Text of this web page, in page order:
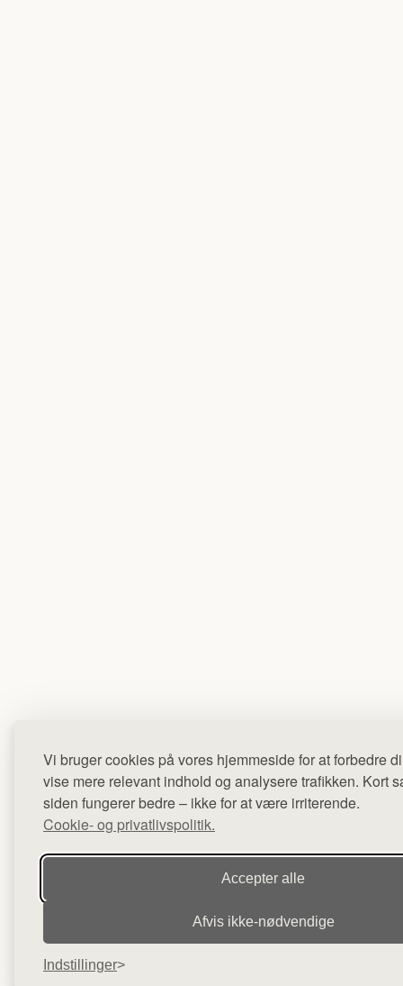
Vi bruger cookies på vores hjemmeside for at forbedre
vise mere relevant indhold og analysere trafikken. Kort
siden fungerer bedre – ikke for at være irriterende.
Cookie- og privatlivspolitik.
Accepter alle
Afvis ikke‑nødvendige
Indstillinger